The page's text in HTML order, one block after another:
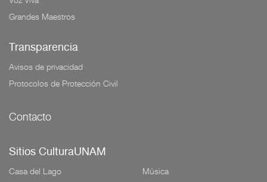
Grandes Maestros
Transparencia
Avisos de privacidad
Protocolos de Protección Civil
Contacto
Sitios CulturaUNAM
Casa del Lago
Música